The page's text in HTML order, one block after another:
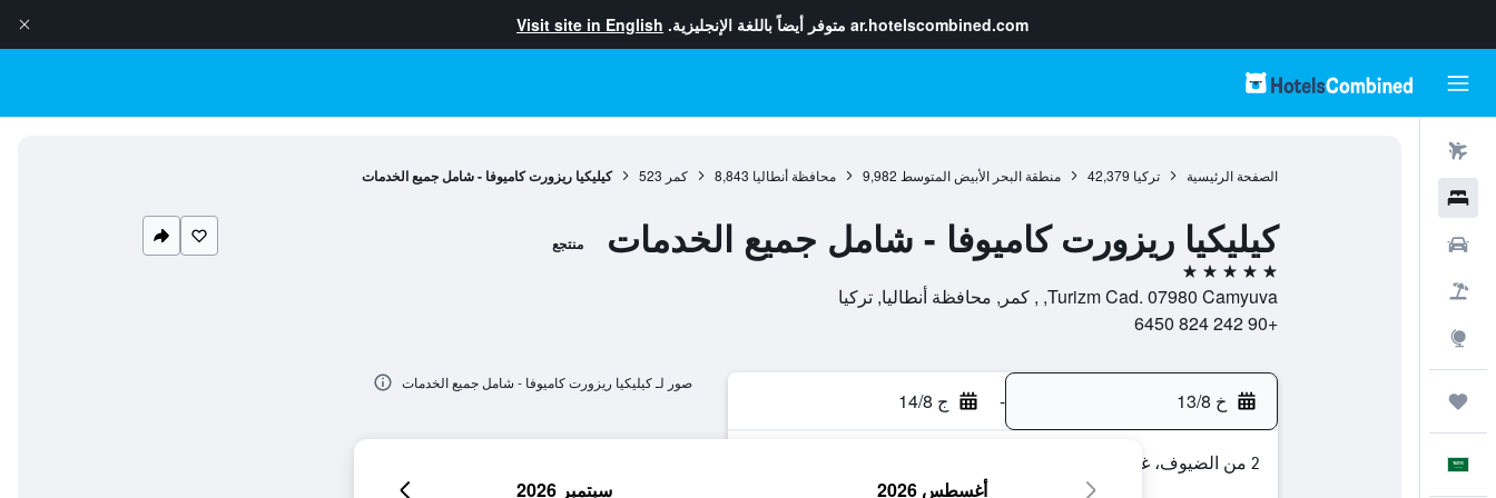
ar.hotelscombined.com متوفر أيضاً باللغة الإنجليزية. Visit site in English
الصفحة الرئيسية تركيا 42,379 منطقة البحر الأبيض المتوسط 9,982 محافظة أنطاليا 8,843 كمر 523 كيليكيا ريزورت كاميوفا - شامل جميع الخدمات
كيليكيا ريزورت كاميوفا - شامل جميع الخدمات منتجع
5 نجوم
Turizm Cad. 07980 Camyuva, , كمر, محافظة أنطاليا, تركيا
+90 242 824 6450
خ 13/8 - ج 14/8
2 من الضيوف، غرفة واحدة
صور لـ كيليكيا ريزورت كاميوفا - شامل جميع الخدمات
أغسطس 2026 سبتمبر 2026